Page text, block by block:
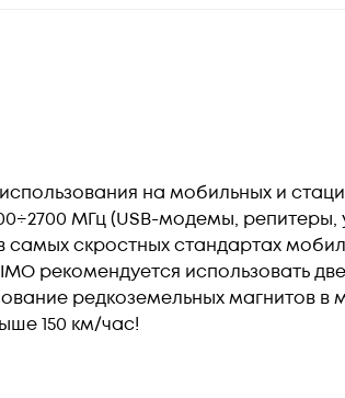
на мобильных и
МГц (USB-модемы, репитеры,
скростных стандартах
рекомендуется использовать
редкоземельных магнитов в
150 км/час!